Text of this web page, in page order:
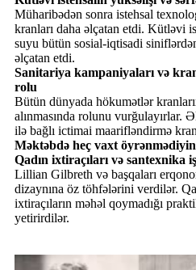
Müharibədən sonra istehsal
kranları daha əlçatan etdi. Kütləvi
suyu bütün sosial-iqtisadi
əlçatan etdi.
Sanitariya kampaniyaları və
rolu
Bütün dünyada hökumətlər
alınmasında rolunu vurğulayırlar.
ilə bağlı ictimai maarifləndirmə
Məktəbdə heç vaxt
Qadın ixtiraçıları və santexnika
Lillian Gilbreth və başqaları
dizaynına öz töhfələrini verdilər.
ixtiraçıların məhəl qoymadığı
yetirirdilər.